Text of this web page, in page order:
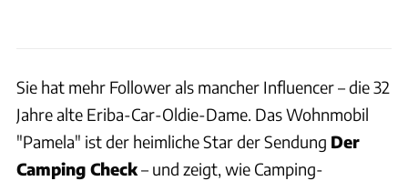
Sie hat mehr Follower als mancher Influencer – die 32
Jahre alte Eriba-Car-Oldie-Dame. Das Wohnmobil
"Pamela" ist der heimliche Star der Sendung Der
Camping Check– und zeigt, wie Camping-